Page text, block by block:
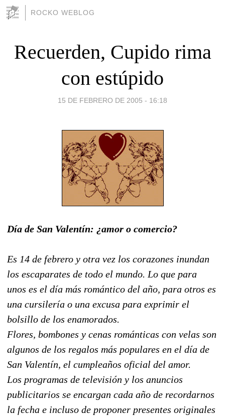
ROCKO WEBLOG
Recuerden, Cupido rima
con estúpido
15 DE FEBRERO DE 2005 - 16:18
Día de San Valentín: ¿amor o comercio?
Es 14 de febrero y otra vez los corazones inundan
los escaparates de todo el mundo. Lo que para
unos es el día más romántico del año, para otros es
una cursilería o una excusa para exprimir el
bolsillo de los enamorados.
Flores, bombones y cenas románticas con velas son
algunos de los regalos más populares en el día de
San Valentín, el cumpleaños oficial del amor.
Los programas de televisión y los anuncios
publicitarios se encargan cada año de recordarnos
la fecha e incluso de proponer presentes originales